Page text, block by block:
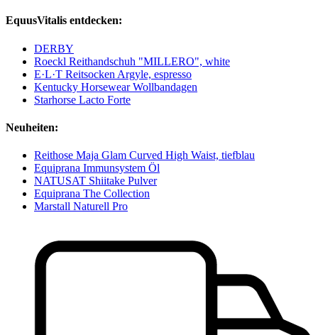
EquusVitalis entdecken:
DERBY
Roeckl Reithandschuh "MILLERO", white
E·L·T Reitsocken Argyle, espresso
Kentucky Horsewear Wollbandagen
Starhorse Lacto Forte
Neuheiten:
Reithose Maja Glam Curved High Waist, tiefblau
Equiprana Immunsystem Öl
NATUSAT Shiitake Pulver
Equiprana The Collection
Marstall Naturell Pro